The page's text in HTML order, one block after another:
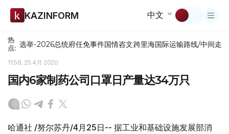
KAZINFORM 中文
热
点: 选举-2026总统府任免事件国情咨文跨里海国际运输路线/中间走廊
11:58, 25 4月 2020
国内6家制药公司口罩日产量达34万只
哈通社 /努尔苏丹/4月25日-- 据工业和基础设施发展部消